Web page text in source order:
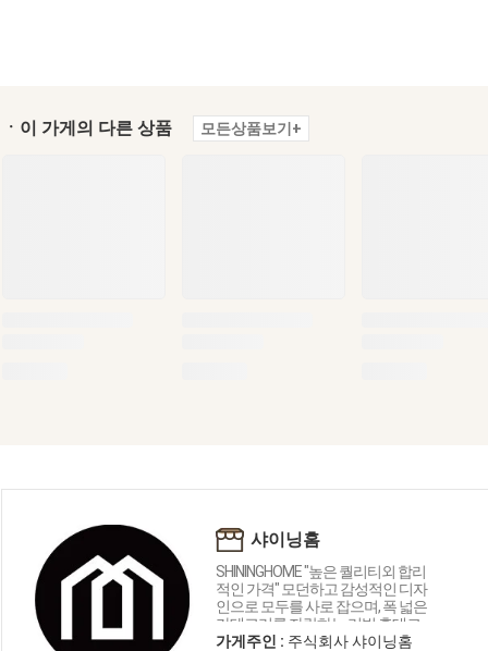
ㆍ이 가게의 다른 상품 모든상품보기+
샤이닝홈
SHININGHOME "높은 퀄리티외 합리
적인 가격" 모던하고 감성적인 디자
인으로 모두를 사로 잡으며, 폭 넓은
카테고리를 자랑하는 리빙 홈데코
인테리어 샤이닝홈입니다.
가게주인 : 주식회사 샤이닝홈